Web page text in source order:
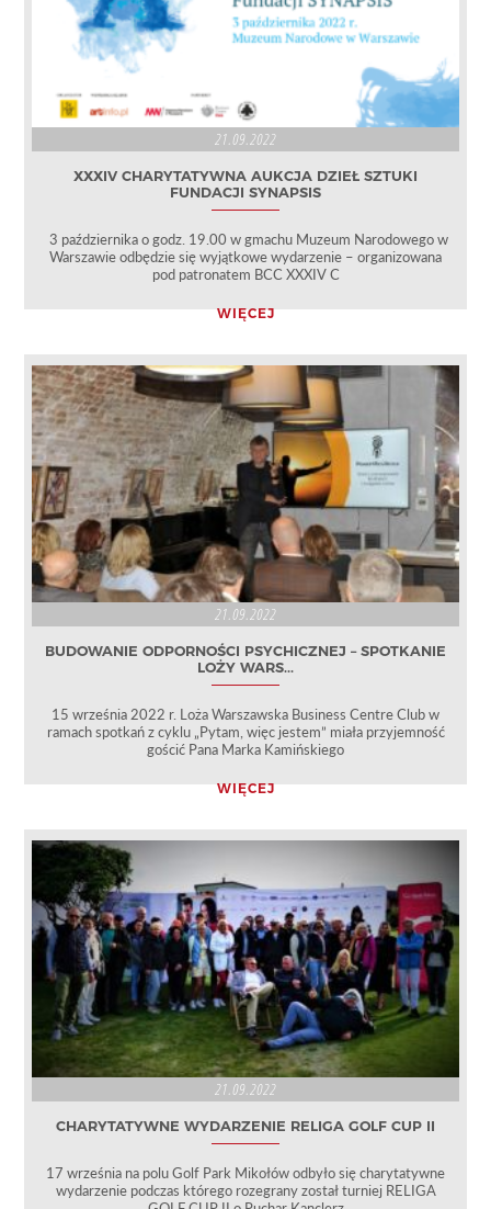
21.09.2022
XXXIV CHARYTATYWNA AUKCJA DZIEŁ SZTUKI
FUNDACJI SYNAPSIS
3 października o godz. 19.00 w gmachu Muzeum Narodowego w
Warszawie odbędzie się wyjątkowe wydarzenie – organizowana
pod patronatem BCC XXXIV C
WIĘCEJ
21.09.2022
BUDOWANIE ODPORNOŚCI PSYCHICZNEJ – SPOTKANIE
LOŻY WARS...
15 września 2022 r. Loża Warszawska Business Centre Club w
ramach spotkań z cyklu „Pytam, więc jestem” miała przyjemność
gościć Pana Marka Kamińskiego
WIĘCEJ
21.09.2022
CHARYTATYWNE WYDARZENIE RELIGA GOLF CUP II
17 września na polu Golf Park Mikołów odbyło się charytatywne
wydarzenie podczas którego rozegrany został turniej RELIGA